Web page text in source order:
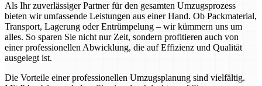
Als Ihr zuverlässiger Partner für den gesamten Umzugsprozess
bieten wir umfassende Leistungen aus einer Hand. Ob Packmaterial,
Transport, Lagerung oder Entrümpelung – wir kümmern uns um
alles. So sparen Sie nicht nur Zeit, sondern profitieren auch von
einer professionellen Abwicklung, die auf Effizienz und Qualität
ausgelegt ist.
Die Vorteile einer professionellen Umzugsplanung sind vielfältig.